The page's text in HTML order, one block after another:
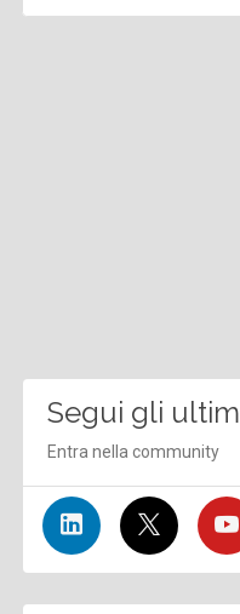
Segui gli
Entra nella community